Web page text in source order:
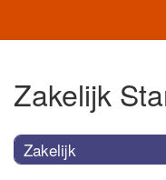
Zakelijk
Zakelijk